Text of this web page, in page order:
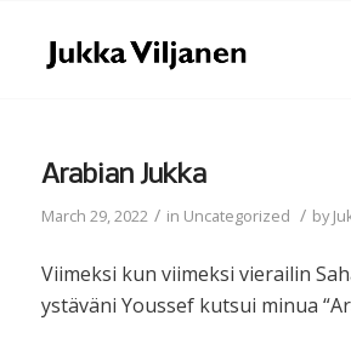
Arabian Jukka
March 29, 2022 / in Uncategorized / by
Viimeksi kun viimeksi vierailin
ystäväni Youssef kutsui minua